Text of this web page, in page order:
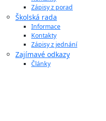
Zápisy z porad
Školská rada
Informace
Kontakty
Zápisy z jednání
Zajímavé odkazy
Články